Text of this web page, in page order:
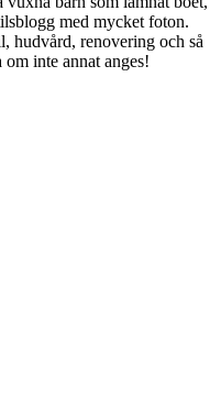
med mycket foton.
hudvård, renovering och så
inte annat anges!